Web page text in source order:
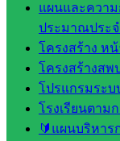
แผนและความ
ประมาณประ
โครงสร้าง ห
โครงสร้างสพ
โปรแกรมระบ
โรงเรียนตาม
🔰แผนบริหา
::: ©2021
TEAM :::
สอบถามได้นะคะ